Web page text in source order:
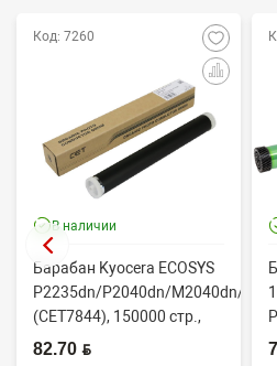
Код: 7260
В наличии
Барабан Kyocera ECOSYS
P2235dn/P2040dn/M2040dn/
(CET7844), 150000 стр.,
Япония
82.70 BYN